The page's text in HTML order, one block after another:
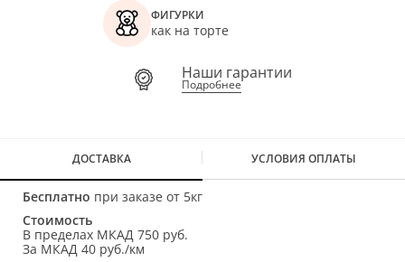
ФИГУРКИ
как на торте
Наши гарантии
Подробнее
ДОСТАВКА УСЛОВИЯ ОПЛАТЫ
Бесплатно при заказе от 5кг
Стоимость
В пределах МКАД 750 руб.
За МКАД 40 руб./км